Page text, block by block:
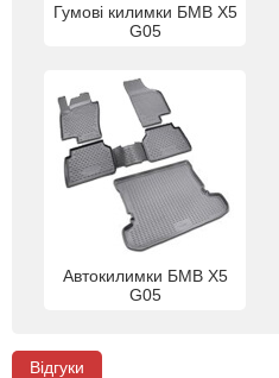
Гумові килимки БМВ Х5
G05
Автокилимки БМВ Х5
G05
Відгуки